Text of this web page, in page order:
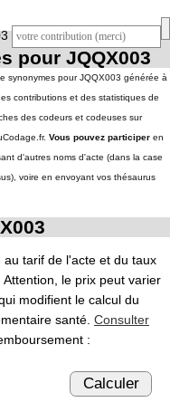
pour JQQX003
synonymes pour JQQX003 générée à
contributions et des statistiques de
des codeurs et codeuses sur
Vous pouvez participer en
d'autres noms d'acte (dans la case
voire en envoyant vos thésaurus
au tarif de l'acte et du taux
le prix peut varier
modifient le calcul du
santé. Consulter
:
Calculer